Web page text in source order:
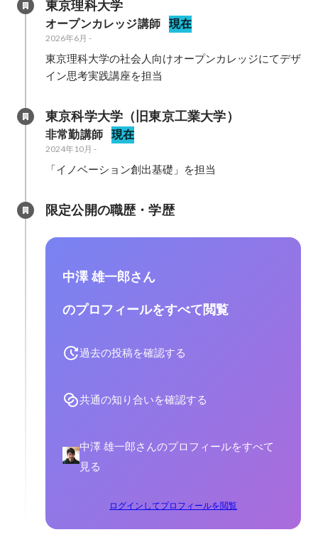
東京理科大学
オープンカレッジ講師 現在
2026年6月 -
東京理科大学の社会人向けオープンカレッジにてデザ
イン思考実践講座を担当
東京科学大学（旧東京工業大学）
非常勤講師 現在
2024年10月 -
「イノベーション創出基礎」を担当
限定公開の職歴・学歴
中澤 雄一郎さん
のプロフィールをすべて閲覧
過去の投稿を確認する
共通の知り合いを確認する
中澤 雄一郎さんのプロフィールをすべて
見る
ログインしてプロフィールを閲覧